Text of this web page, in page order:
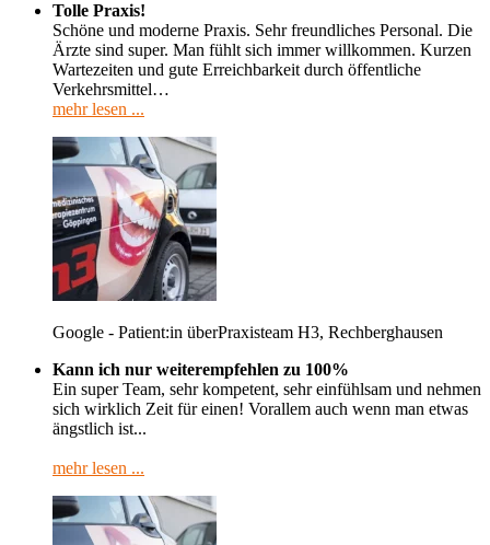
Tolle Praxis!
Schöne und moderne Praxis. Sehr freundliches Personal. Die
Ärzte sind super. Man fühlt sich immer willkommen. Kurzen
Wartezeiten und gute Erreichbarkeit durch öffentliche
Verkehrsmittel…
mehr lesen ...
Google - Patient:in überPraxisteam H3, Rechberghausen
Kann ich nur weiterempfehlen zu 100%
Ein super Team, sehr kompetent, sehr einfühlsam und nehmen
sich wirklich Zeit für einen! Vorallem auch wenn man etwas
ängstlich ist...
mehr lesen ...